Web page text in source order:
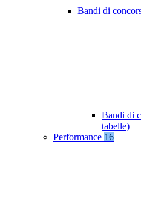
Bandi di
Bandi di
tabelle)
Performance 16